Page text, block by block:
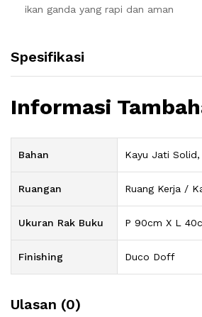
ikan ganda yang rapi dan aman
Spesifikasi
Informasi
Bahan Kayu Jati
Ruangan Ruang Kerja /
Ukuran Rak Buku P 90cm X L
Finishing Duco Doff
Ulasan (0)